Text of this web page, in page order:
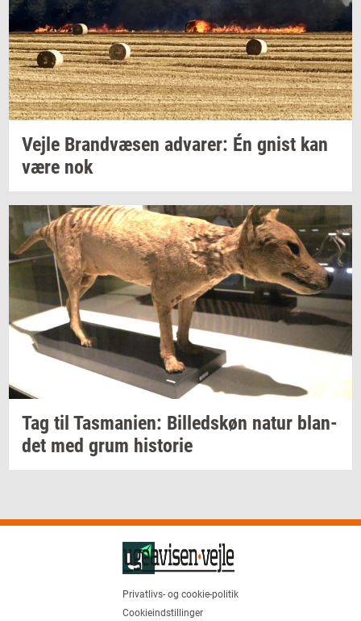
Vejle Brand­væ­sen ad­va­rer: Én gnist kan
være nok
Tag til Tas­ma­ni­en: Bil­leds­køn natur blan­
det med grum hi­sto­rie
Privatlivs- og cookie-politik
Cookieindstillinger